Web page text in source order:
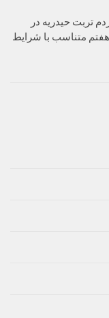
تربت حیدریه در
: بودجه ۱۴۰۵ و برنامه هفتم متناسب با شرایط